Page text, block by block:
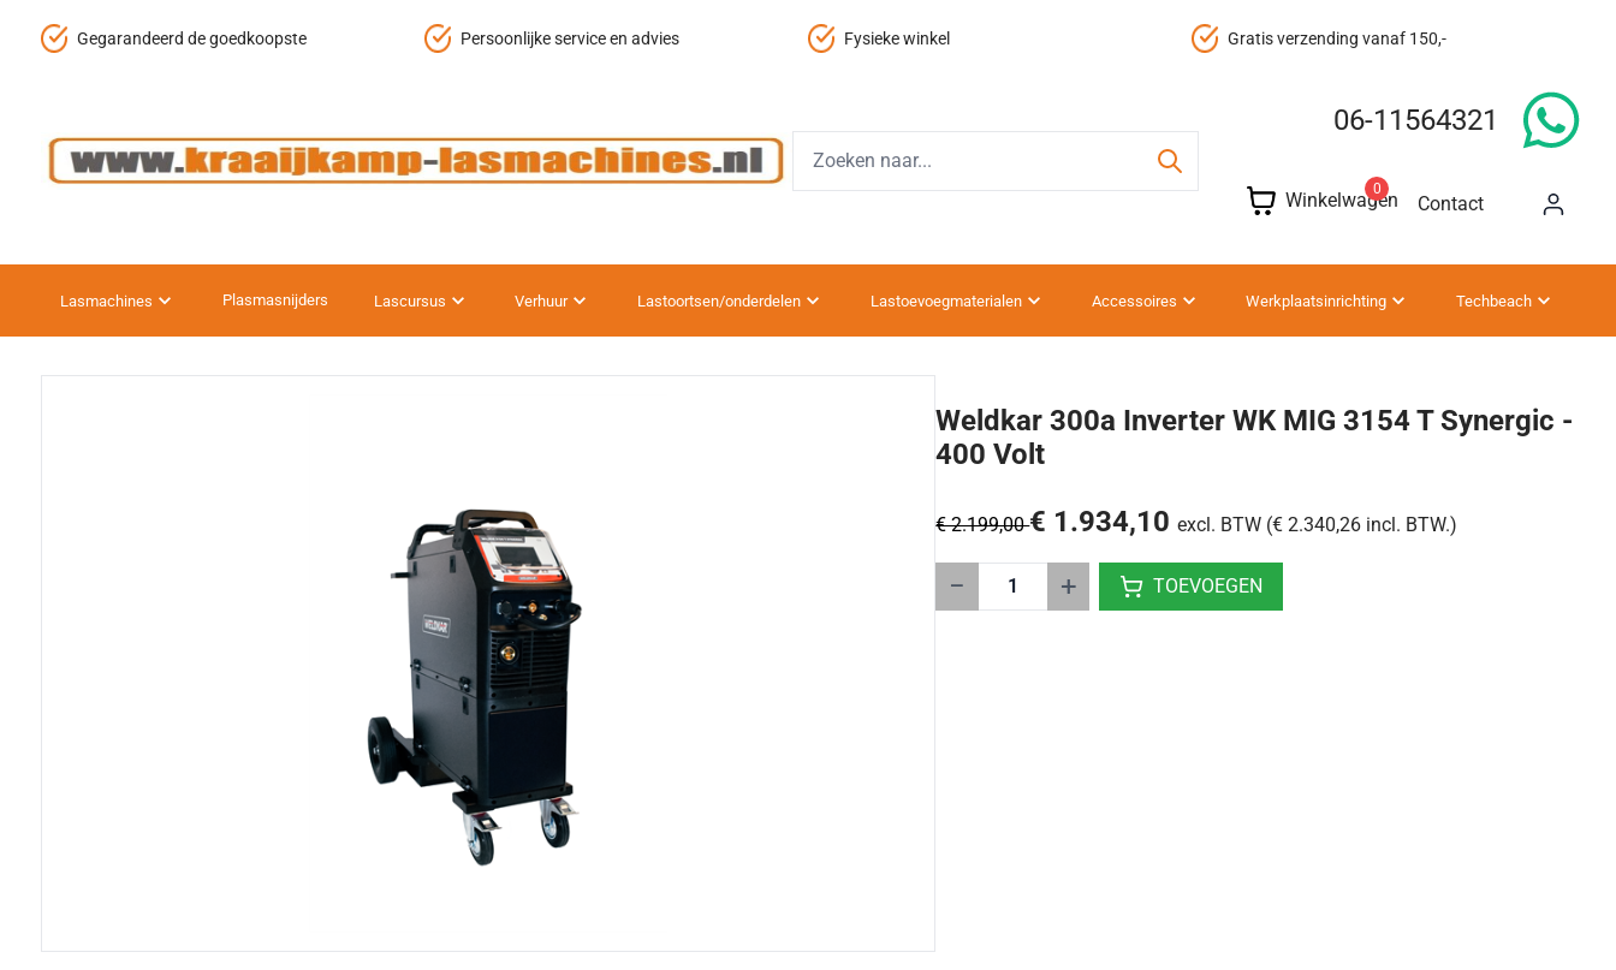
Persoonlijke service en advies Fysieke winkel Gratis verzending vanaf 150,- Gegarandeerd de goedkoopste
06-11564321
Winkelwagen
0
Contact
Lasmachines Plasmasnijders Lascursus Verhuur Lastoortsen/onderdelen Lastoevoegmaterialen Accessoires Werkplaatsinrichting Techbeach
Weldkar 300a Inverter WK MIG 3154 T Synergic -
400 Volt
€ 2.199,00€ 1.934,10excl. BTW (€ 2.340,26 incl. BTW.)
− + TOEVOEGEN